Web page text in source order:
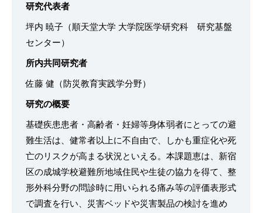
研究代表者
坪内 暁子（順天堂大学 大学院医学研究科 研究基盤
センター）
所内共同研究者
佐藤 健（防災教育実践学分野）
研究の概要
基礎疾患患者・高齢者・妊婦等身体弱者にとっての避
難生活は、健常者以上に不自由で、しかも重症化や死
亡のリスクが高まる状況といえる。本課題恵は、新宿
区の成城学校避難所地域住民や生徒の協力を得て、整
形外科分野の問診時に用いられる痛み等の評価表形式
で調査を行い、災害ベッドや災害製品の検討を進め